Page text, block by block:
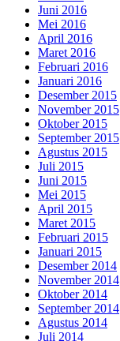
Juni 2016
Mei 2016
April 2016
Maret 2016
Februari 2016
Januari 2016
Desember 2015
November 2015
Oktober 2015
September 2015
Agustus 2015
Juli 2015
Juni 2015
Mei 2015
April 2015
Maret 2015
Februari 2015
Januari 2015
Desember 2014
November 2014
Oktober 2014
September 2014
Agustus 2014
Juli 2014